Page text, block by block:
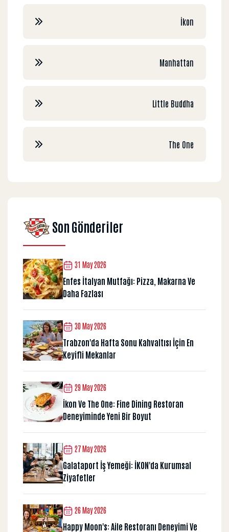
İkon
Manhattan
Little Buddha
The One
Son Gönderiler
31 May 2026
Enfes İtalyan Mutfağı: Pizza, Makarna Ve
Daha Fazlası
30 May 2026
Trabzon'da Hafta Sonu Kahvaltısı İçin En
Keyifli Mekanlar
29 May 2026
İkon Ve The One: Fine Dining Restoran
Deneyiminde Yeni Bir Boyut
27 May 2026
Galataport İş Yemeği: İKON'da Kurumsal
Ziyafetler
26 May 2026
Happy Moon's: Aile Restoranı Deneyimi Ve